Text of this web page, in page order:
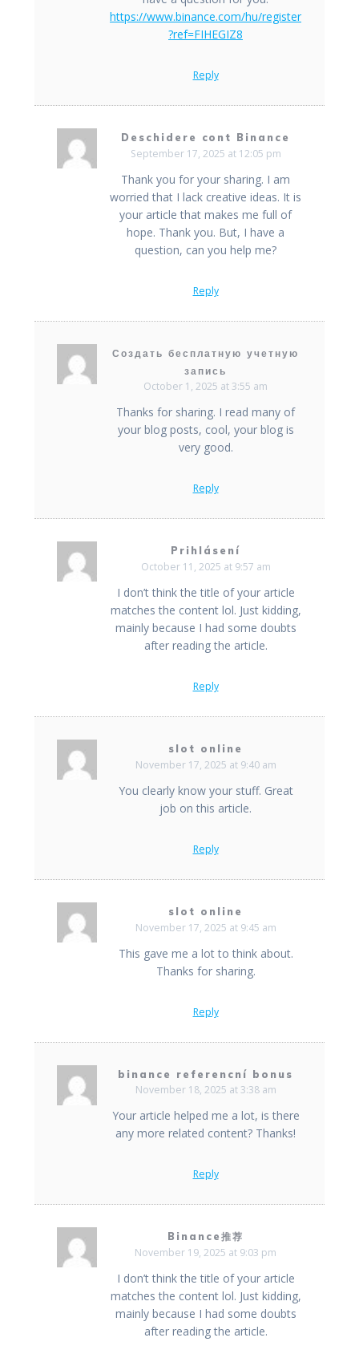
https://www.binance.com/hu/register
?ref=FIHEGIZ8
Reply
Deschidere cont Binance
September 17, 2025 at 12:05 pm
Thank you for your sharing. I am
worried that I lack creative ideas. It is
your article that makes me full of
hope. Thank you. But, I have a
question, can you help me?
Reply
Создать бесплатную учетную
запись
October 1, 2025 at 3:55 am
Thanks for sharing. I read many of
your blog posts, cool, your blog is
very good.
Reply
Prihlásení
October 11, 2025 at 9:57 am
I don’t think the title of your article
matches the content lol. Just kidding,
mainly because I had some doubts
after reading the article.
Reply
slot online
November 17, 2025 at 9:40 am
You clearly know your stuff. Great
job on this article.
Reply
slot online
November 17, 2025 at 9:45 am
This gave me a lot to think about.
Thanks for sharing.
Reply
binance referencní bonus
November 18, 2025 at 3:38 am
Your article helped me a lot, is there
any more related content? Thanks!
Reply
Binance推荐
November 19, 2025 at 9:03 pm
I don’t think the title of your article
matches the content lol. Just kidding,
mainly because I had some doubts
after reading the article.